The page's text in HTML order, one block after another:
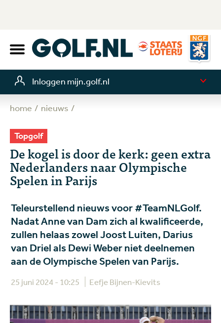
Inloggen mijn.golf.nl
home nieuws
Topgolf
De kogel is door de kerk: geen extra
Nederlanders naar Olympische
Spelen in Parijs
Teleurstellend nieuws voor #TeamNLGolf.
Nadat Anne van Dam zich al kwalificeerde,
zullen helaas zowel Joost Luiten, Darius
van Driel als Dewi Weber niet deelnemen
aan de Olympische Spelen van Parijs.
25 juni 2024 - 10:25 Eefje Bijnen-Kievits